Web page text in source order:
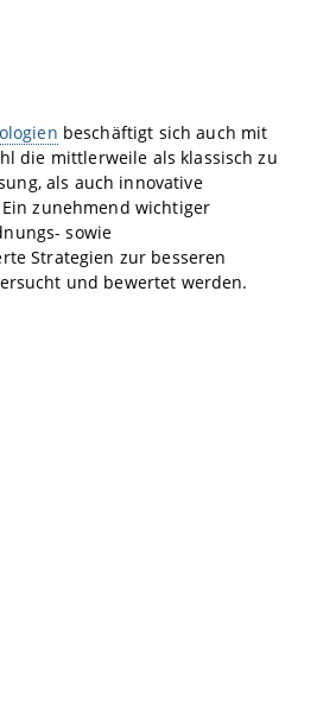
beschäftigt sich auch mit
die mittlerweile als klassisch zu
als auch innovative
zunehmend wichtiger
sowie
Strategien zur besseren
und bewertet werden.